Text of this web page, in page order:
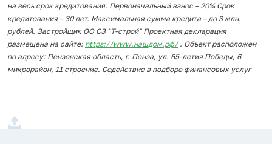
на весь срок кредитования. Первоначальный взнос – 20% Срок
кредитования – 30 лет. Максимальная сумма кредита – до 3 млн.
рублей. Застройщик ОО СЗ "Т-строй" Проектная декларация
размещена на сайте: https://www.нашдом.рф/. Объект расположен
по адресу: Пензенская область, г. Пенза, ул. 65-летия Победы, 6
микрорайон, 11 строение. Содействие в подборе финансовых услуг